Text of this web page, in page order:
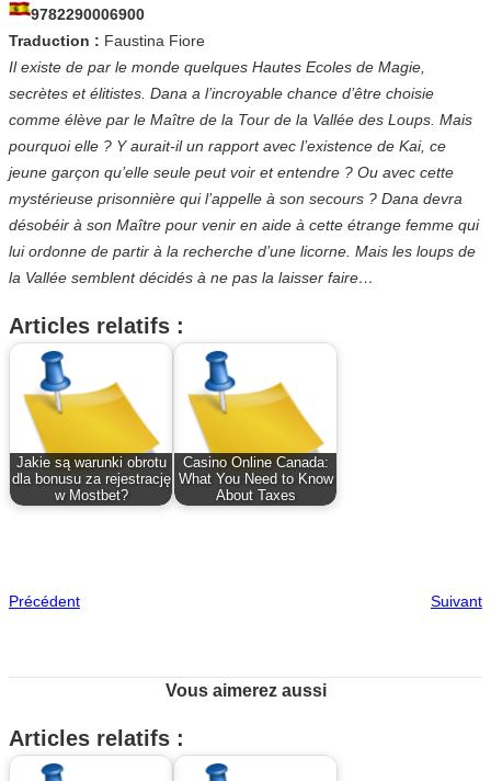
9782290006900
Traduction : Faustina Fiore
Il existe de par le monde quelques Hautes Ecoles de Magie,
secrètes et élitistes. Dana a l’incroyable chance d’être choisie
comme élève par le Maître de la Tour de la Vallée des Loups. Mais
pourquoi elle ? Y aurait-il un rapport avec l’existence de Kai, ce
jeune garçon qu’elle seule peut voir et entendre ? Ou avec cette
mystérieuse prisonnière qui l’appelle à son secours ? Dana devra
désobéir à son Maître pour venir en aide à cette étrange femme qui
lui ordonne de partir à la recherche d’une licorne. Mais les loups de
la Vallée semblent décidés à ne pas la laisser faire…
Articles relatifs :
Jakie są warunki obrotu
dla bonusu za rejestrację
w Mostbet?
Casino Online Canada:
What You Need to Know
About Taxes
Précédent Suivant
Vous aimerez aussi
Articles relatifs :